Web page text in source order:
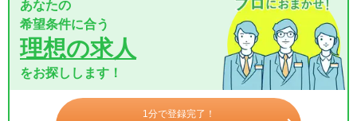
あなたの
希望条件に合う
理想の求人
をお探しします！
1分で登録完了！